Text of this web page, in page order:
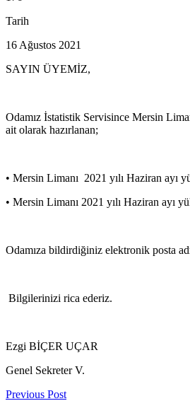
Tarih
16 Ağustos 2021
SAYIN ÜYEMİZ,
Odamız İstatistik Servisince Mersin
ait olarak hazırlanan;
• Mersin Limanı 2021 yılı Haziran ayı
• Mersin Limanı 2021 yılı Haziran ayı
Odamıza bildirdiğiniz elektronik posta
Bilgilerinizi rica ederiz.
Ezgi BİÇER UÇAR
Genel Sekreter V.
Previous Post